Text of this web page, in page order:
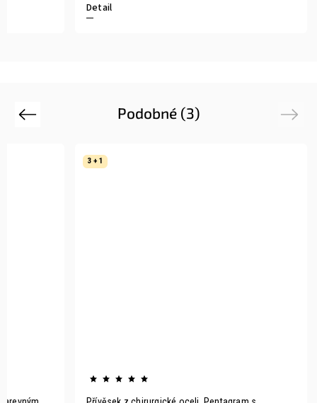
Detail
Podobné (3)
Previous
3 + 1
Next